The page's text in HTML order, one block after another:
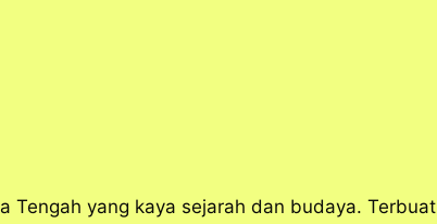
Tengah yang kaya sejarah dan budaya. Terbuat